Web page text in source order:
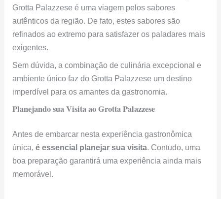
Grotta Palazzese é uma viagem pelos sabores
autênticos da região. De fato, estes sabores são
refinados ao extremo para satisfazer os paladares mais
exigentes.
Sem dúvida, a combinação de culinária excepcional e
ambiente único faz do Grotta Palazzese um destino
imperdível para os amantes da gastronomia.
Planejando sua Visita ao Grotta Palazzese
Antes de embarcar nesta experiência gastronômica
única,é essencial planejar sua visita. Contudo, uma
boa preparação garantirá uma experiência ainda mais
memorável.